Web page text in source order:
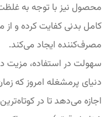
محصول نیز با توجه به
کامل بدنی کفایت کرده و از
مصرف‌کننده ایجاد می‌کند.
سهولت در استفاده، مزیت
دنیای پرمشغله امروز که
اجازه می‌دهد تا در